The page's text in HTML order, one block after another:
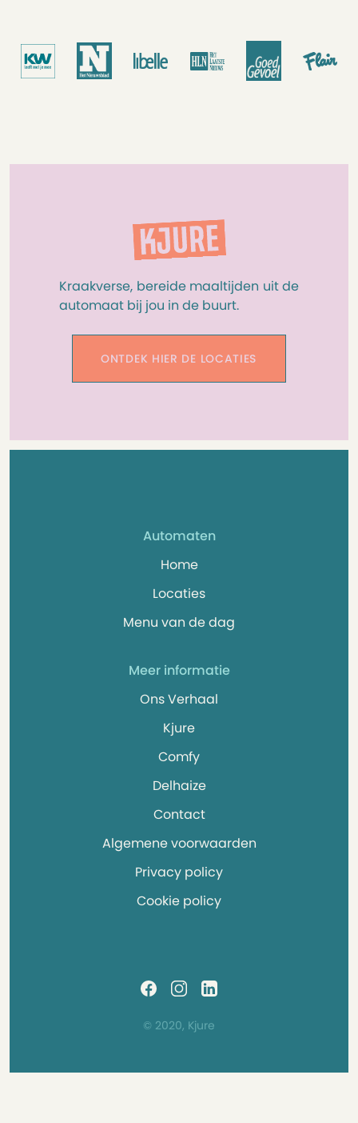
Kraakverse, bereide maaltijden uit de
automaat bij jou in de buurt.
ONTDEK HIER DE LOCATIES
Automaten
Home
Locaties
Menu van de dag
Meer informatie
Ons Verhaal
Kjure
Comfy
Delhaize
Contact
Algemene voorwaarden
Privacy policy
Cookie policy
© 2020, Kjure